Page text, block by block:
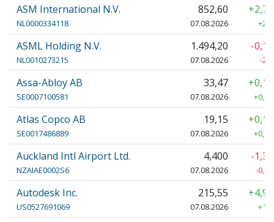
ASM International N.V.
NL0000334118
852,60
07.08.2026
ASML Holding N.V.
NL0010273215
1.494,20
07.08.2026
-
-
Assa-Abloy AB
SE0007100581
33,47
07.08.2026
Atlas Copco AB
SE0017486889
19,15
07.08.2026
Auckland Intl Airport Ltd.
NZAIAE0002S6
4,400
07.08.2026
-
-
Autodesk Inc.
US0527691069
215,55
07.08.2026